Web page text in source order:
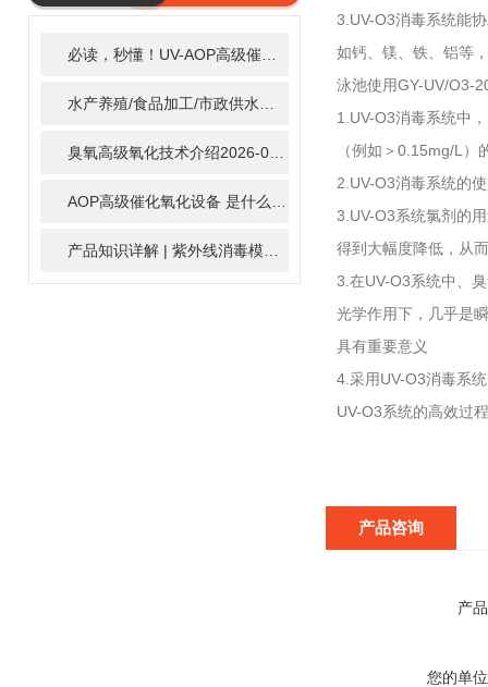
臭氧高级氧化技术介绍2026-02-27
2024-01-16
3.UV-O3消毒系统能
如钙、镁、铁、铝等
泳池使用GY-UV/O3-
1.UV-O3消毒系统中
（例如＞0.15mg/L
2.UV-O3消毒系统的
3.UV-O3系统氯剂的
得到大幅度降低，从
3.在UV-O3系统中、
光学作用下，几乎是
具有重要意义
4.采用UV-O3消毒系
UV-O3系统的高效过
产品咨询
产
您的单